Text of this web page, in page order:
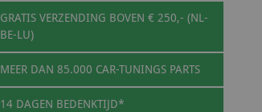
GRATIS VERZENDING BOVEN € 250,- (NL-
BE-LU)
MEER DAN 85.000 CAR-TUNINGS PARTS
14 DAGEN BEDENKTIJD*